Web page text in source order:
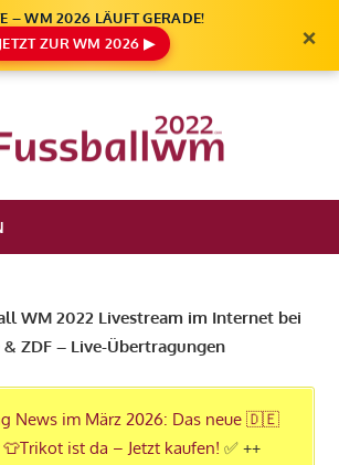
– WM 2026 LÄUFT GERADE!
JETZT ZUR WM 2026 ▶
×
WM 2022 Livestream im Internet bei
& ZDF – Live-Übertragungen
News im März 2026: Das neue 🇩🇪
👕Trikot ist da – Jetzt kaufen! ✅ ++